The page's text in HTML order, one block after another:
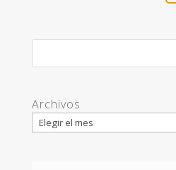
Archivos